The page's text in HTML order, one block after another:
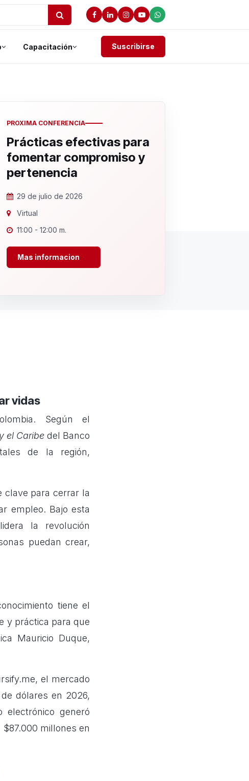
Capacitación Suscribirse
PROXIMA CONFERENCIA
Prácticas efectivas para
fomentar compromiso y
pertenencia
29 de julio de 2026
Virtual
11:00 - 12:00 m.
Mas informacion
vidas
Según el
el Caribe del Banco
de la región,
clave para cerrar la
empleo. Bajo esta
la revolución
puedan crear,
tiene el
y práctica para que
Mauricio Duque,
el mercado
dólares en 2026,
electrónico generó
millones en